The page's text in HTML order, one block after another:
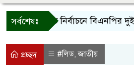
সর্বশেষঃ
রাষ্ট্রপতি নির্বাচনে বিএনপির দুই
প্রচ্ছদ #লিড,জাতীয়